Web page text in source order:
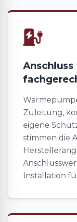
Zuleitung,
eigene
stimmen die
Installation